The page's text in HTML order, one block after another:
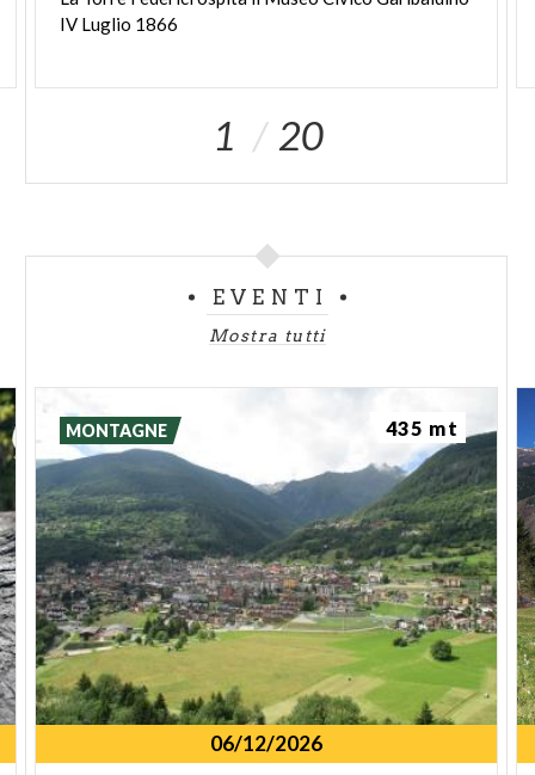
IV Luglio 1866
1 20
EVENTI
Mostra tutti
06/12/2026
MONTAGNE 435 mt